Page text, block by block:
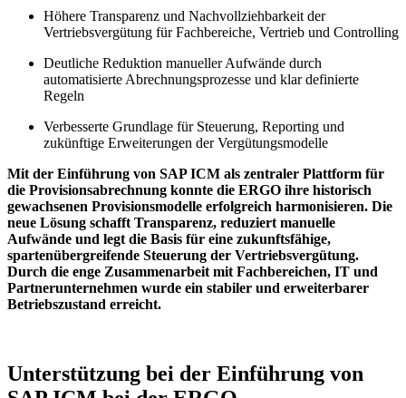
Höhere Transparenz und Nachvollziehbarkeit der
Vertriebsvergütung für Fachbereiche, Vertrieb und Controlling
Deutliche Reduktion manueller Aufwände durch
automatisierte Abrechnungsprozesse und klar definierte
Regeln
Verbesserte Grundlage für Steuerung, Reporting und
zukünftige Erweiterungen der Vergütungsmodelle
Mit der Einführung von SAP ICM als zentraler Plattform für
die Provisionsabrechnung konnte die ERGO ihre historisch
gewachsenen Provisionsmodelle erfolgreich harmonisieren. Die
neue Lösung schafft Transparenz, reduziert manuelle
Aufwände und legt die Basis für eine zukunftsfähige,
spartenübergreifende Steuerung der Vertriebsvergütung.
Durch die enge Zusammenarbeit mit Fachbereichen, IT und
Partnerunternehmen wurde ein stabiler und erweiterbarer
Betriebszustand erreicht.
Unterstützung bei der Einführung von